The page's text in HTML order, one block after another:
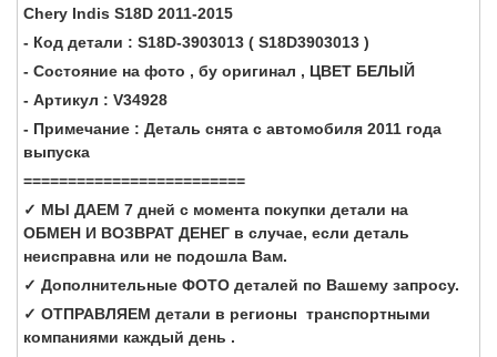
Chery Indis S18D 2011-2015
- Код детали : S18D-3903013 ( S18D3903013 )
- Состояние на фото , бу оригинал , ЦВЕТ БЕЛЫЙ
- Артикул : V34928
- Примечание : Деталь снята с автомобиля 2011 года
выпуска
=========================
✓ МЫ ДАЕМ 7 дней с момента покупки детали на
ОБМЕН И ВОЗВРАТ ДЕНЕГ в случае, если деталь
неисправна или не подошла Вам.
✓ Дополнительные ФОТО деталей по Вашему запросу.
✓ ОТПРАВЛЯЕМ детали в регионы транспортными
компаниями каждый день .